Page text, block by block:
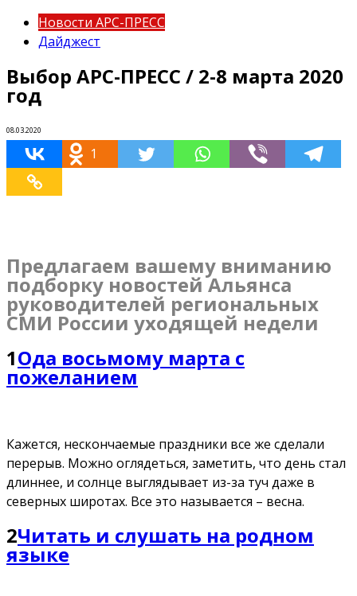
Новости АРС-ПРЕСС
Дайджест
Выбор АРС-ПРЕСС / 2-8 марта 2020
год
08.03.2020
1
Предлагаем вашему вниманию
подборку новостей Альянса
руководителей региональных
СМИ России уходящей недели
1Ода восьмому марта с
пожеланием
Кажется, нескончаемые праздники все же сделали
перерыв. Можно оглядеться, заметить, что день стал
длиннее, и солнце выглядывает из-за туч даже в
северных широтах. Все это называется – весна.
2Читать и слушать на родном
языке